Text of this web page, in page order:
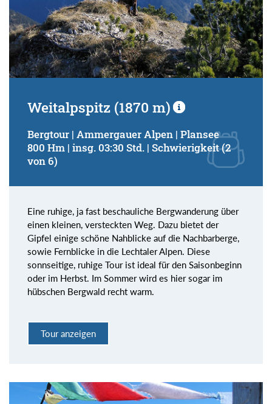
Weitalpspitz (1870 m)
Bergtour | Ammergauer Alpen | Plansee
800 Hm | insg. 03:30 Std. | Schwierigkeit (2
von 6)
Eine ruhige, ja fast beschauliche Bergwanderung über
einen kleinen, versteckten Weg. Dazu bietet der
Gipfel einige schöne Nahblicke auf die Nachbarberge,
sowie Fernblicke in die Lechtaler Alpen. Diese
sonnseitige, ruhige Tour ist ideal für den Saisonbeginn
oder im Herbst. Im Sommer wird es hier sogar im
hübschen Bergwald recht warm.
Tour anzeigen